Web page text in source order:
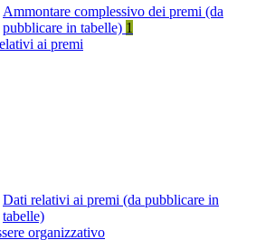
Ammontare complessivo dei premi (da
pubblicare in tabelle) 1
ai premi
Dati relativi ai premi (da pubblicare in
tabelle)
organizzativo